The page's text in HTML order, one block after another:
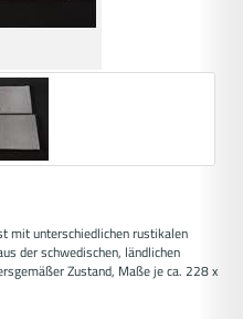
mit unterschiedlichen rustikalen
der schwedischen, ländlichen
Zustand, Maße je ca. 228 x